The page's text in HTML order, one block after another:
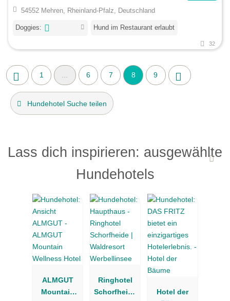
54552 Mehren, Rheinland-Pfalz, Deutschland
Doggies: Hund im Restaurant erlaubt
32
1 6 7 8 9
Hundehotel Suche teilen
Lass dich inspirieren: ausgewählte
Hundehotels
ALMGUT
Mountain
Ringhotel
Schorfheide
Hotel der